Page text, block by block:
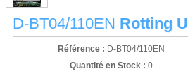
D-BT04/110EN Rotting
Référence : D-BT04/110EN
Quantité en Stock : 0